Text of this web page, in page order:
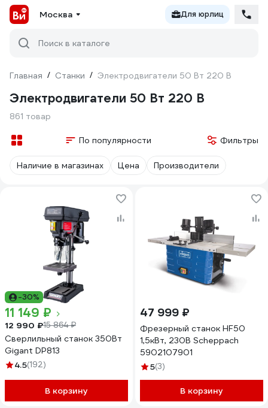
Москва Для юрлиц
Поиск в каталоге
Главная / Станки / Электродвигатели 50 Вт 220 В
Электродвигатели 50 Вт 220 В
861 товар
По популярности Фильтры
Наличие в магазинах Цена Производители
-30%
11 149 ₽
12 990 ₽15 864 ₽
Сверлильный станок 350Вт
Gigant DP813
4.5(192)
В корзину
47 999 ₽
Фрезерный станок HF50
1,5кВт, 230В Scheppach
5902107901
5(3)
В корзину